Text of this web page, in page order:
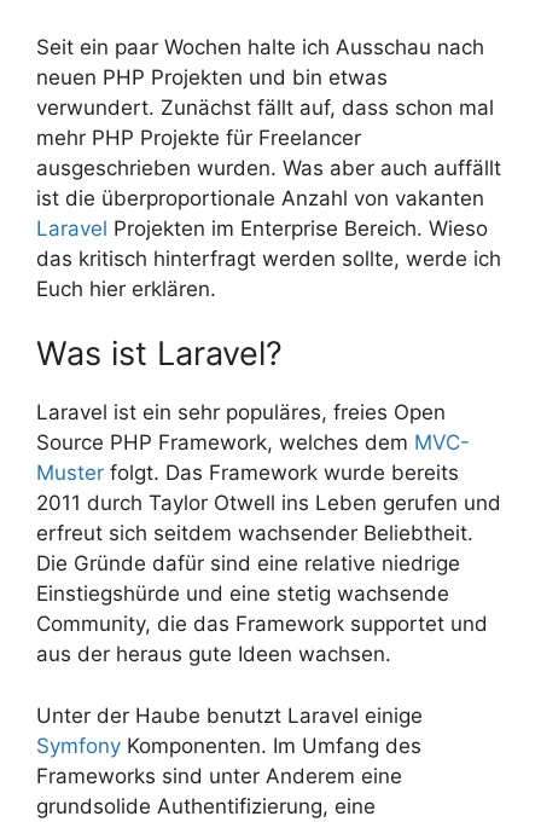
Seit ein paar Wochen halte ich Ausschau nach
neuen PHP Projekten und bin etwas
verwundert. Zunächst fällt auf, dass schon mal
mehr PHP Projekte für Freelancer
ausgeschrieben wurden. Was aber auch auffällt
ist die überproportionale Anzahl von vakanten
Laravel Projekten im Enterprise Bereich. Wieso
das kritisch hinterfragt werden sollte, werde ich
Euch hier erklären.
Was ist Laravel?
Laravel ist ein sehr populäres, freies Open
Source PHP Framework, welches dem MVC-
Muster folgt. Das Framework wurde bereits
2011 durch Taylor Otwell ins Leben gerufen und
erfreut sich seitdem wachsender Beliebtheit.
Die Gründe dafür sind eine relative niedrige
Einstiegshürde und eine stetig wachsende
Community, die das Framework supportet und
aus der heraus gute Ideen wachsen.
Unter der Haube benutzt Laravel einige
Symfony Komponenten. Im Umfang des
Frameworks sind unter Anderem eine
grundsolide Authentifizierung, eine